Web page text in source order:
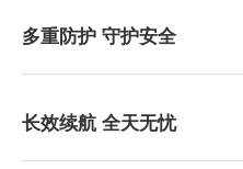
多重防护 守护安全
长效续航 全天无忧